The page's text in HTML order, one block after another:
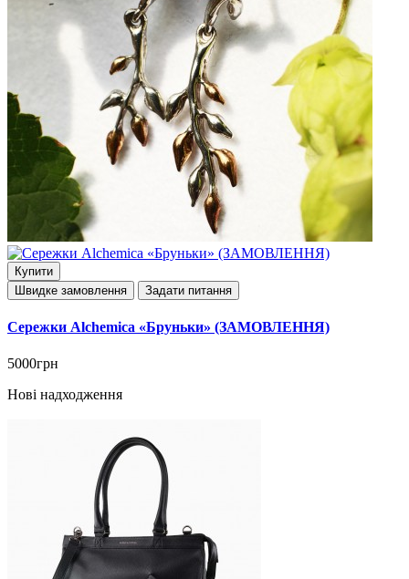
Купити
Швидке замовлення
Задати питання
Сережки Alchemica «Бруньки» (ЗАМОВЛЕННЯ)
5000грн
Нові надходження